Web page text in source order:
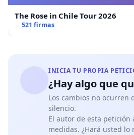
The Rose in Chile Tour 2026
521 firmas
INICIA TU PROPIA
¿Hay algo que
Los cambios no ocurren
silencio.
El autor de esta petición
medidas. ¿Hará usted lo